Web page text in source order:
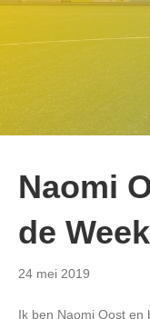
Naomi
de Week
24 mei 2019
Ik ben Naomi Oost en